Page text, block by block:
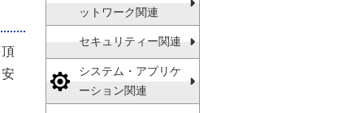
ットワーク関連
セキュリティー関連
システム・アプリケ
ーション関連